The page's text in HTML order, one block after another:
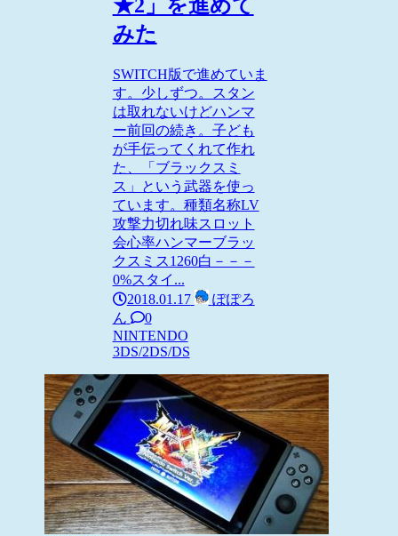
★2」を進めて
みた
SWITCH版で進めていま
す。少しずつ。スタン
は取れないけどハンマ
ー前回の続き。子ども
が手伝ってくれて作れ
た、「ブラックスミ
ス」という武器を使っ
ています。種類名称LV
攻撃力切れ味スロット
会心率ハンマーブラッ
クスミス1260白－－－
0%スタイ...
2018.01.17
ぽぽろ
ん
0
NINTENDO
3DS/2DS/DS